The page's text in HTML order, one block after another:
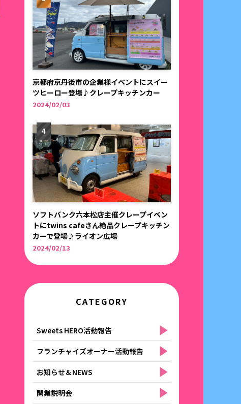
京都府京丹後市の企業様イベントにスイー
ツヒーロー登場♪クレープキッチンカー
2024/02/03
ソフトバンク六本松店主催クレープイベン
トにtwins cafeさん絶品クレープキッチン
カーで登場♪ライオン広場
2024/02/13
CATEGORY
Sweets HERO活動報告
フランチャイズオーナー活動報告
お知らせ＆NEWS
開業説明会